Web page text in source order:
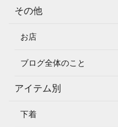
その他
お店
ブログ全体のこと
アイテム別
下着